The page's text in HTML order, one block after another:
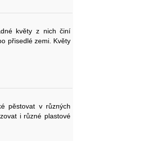
květy z nich činí
přisedlé zemi. Květy
pěstovat v různých
i různé plastové